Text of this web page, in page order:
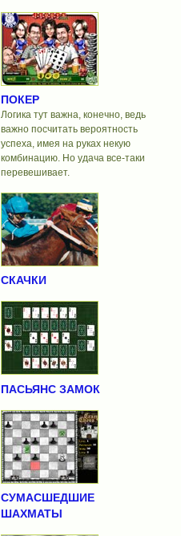
ПОКЕР
Логика тут важна, конечно, ведь
важно посчитать вероятность
успеха, имея на руках некую
комбинацию. Но удача все-таки
перевешивает.
СКАЧКИ
ПАСЬЯНС ЗАМОК
СУМАСШЕДШИЕ
ШАХМАТЫ